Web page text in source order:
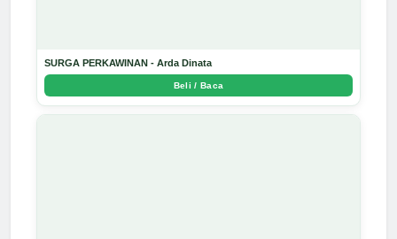
SURGA PERKAWINAN - Arda Dinata
Beli / Baca